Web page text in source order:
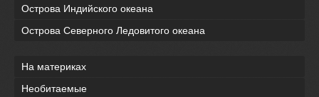
Острова Индийского океана
Острова Северного Ледовитого океана
На материках
Необитаемые